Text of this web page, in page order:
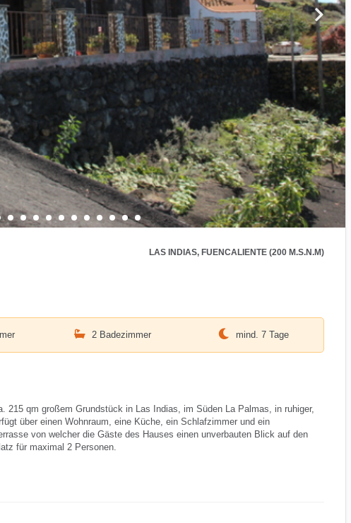
LAS INDIAS, FUENCALIENTE (200 M.S.N.M)
2 Badezimmer mind. 7 Tage
215 qm großem Grundstück in Las Indias, im Süden La Palmas, in ruhiger,
über einen Wohnraum, eine Küche, ein Schlafzimmer und ein
von welcher die Gäste des Hauses einen unverbauten Blick auf den
für maximal 2 Personen.